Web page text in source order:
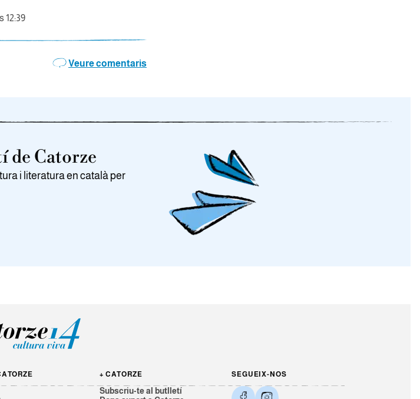
12:39
Veure comentaris
de Catorze
i literatura en català per
+ CATORZE
Subscriu-te al butlletí
SEGUEIX-NOS